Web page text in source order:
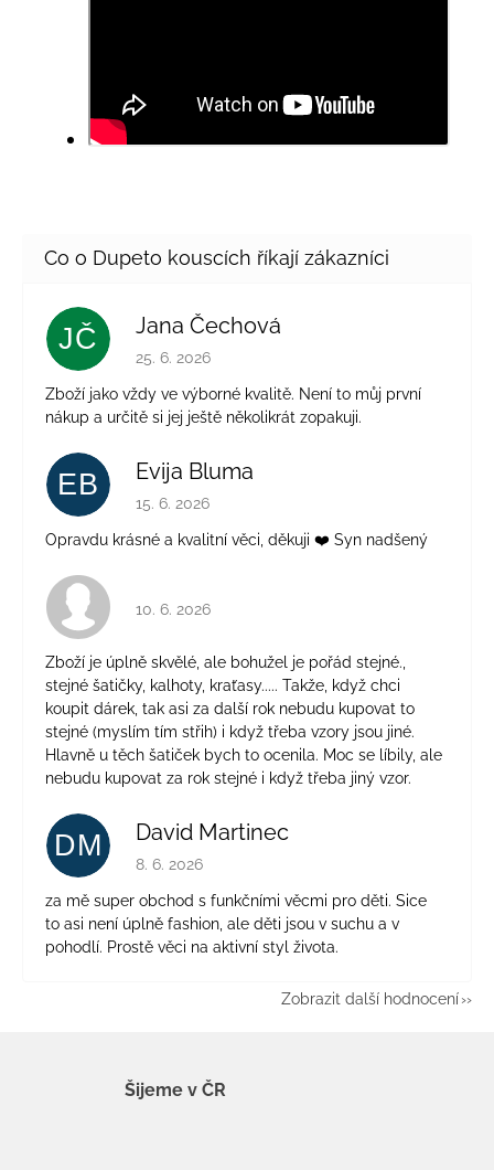
JČ Jana Čechová
Hodnocení obchodu je 5 z 5 hvězdiček.
25. 6. 2026
Zboží jako vždy ve výborné kvalitě. Není to můj první
nákup a určitě si jej ještě několikrát zopakuji.
EB Evija Bluma
Hodnocení obchodu je 5 z 5 hvězdiček.
15. 6. 2026
Opravdu krásné a kvalitní věci, děkuji ❤️ Syn nadšený
Hodnocení obchodu je 4 z 5 hvězdiček.
10. 6. 2026
Zboží je úplně skvělé, ale bohužel je pořád stejné.,
stejné šatičky, kalhoty, kraťasy..... Takže, když chci
koupit dárek, tak asi za další rok nebudu kupovat to
stejné (myslím tím střih) i když třeba vzory jsou jiné.
Hlavně u těch šatiček bych to ocenila. Moc se líbily, ale
nebudu kupovat za rok stejné i když třeba jiný vzor.
DM David Martinec
Hodnocení obchodu je 5 z 5 hvězdiček.
8. 6. 2026
za mě super obchod s funkčními věcmi pro děti. Sice
to asi není úplně fashion, ale děti jsou v suchu a v
pohodlí. Prostě věci na aktivní styl života.
Zobrazit další hodnocení
Šijeme v ČR